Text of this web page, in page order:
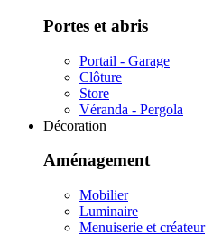
Portes et abris
Portail - Garage
Clôture
Store
Véranda - Pergola
Décoration
Aménagement
Mobilier
Luminaire
Menuiserie et créateur